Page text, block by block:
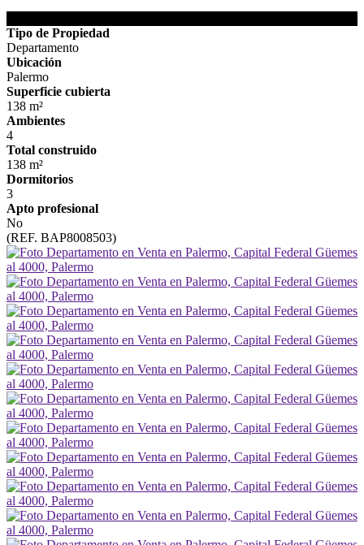
Tipo de Propiedad
Departamento
Ubicación
Palermo
Superficie cubierta
138 m²
Ambientes
4
Total construido
138 m²
Dormitorios
3
Apto profesional
No
(REF. BAP8008503)